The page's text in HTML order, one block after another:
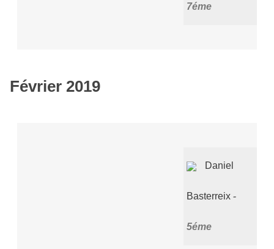
7éme
Février 2019
Daniel
Basterreix
5éme